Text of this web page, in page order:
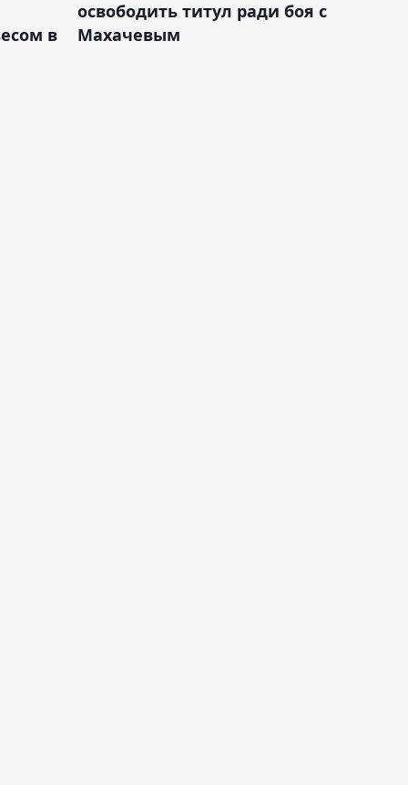
в
освободить титул ради боя с
Махачевым